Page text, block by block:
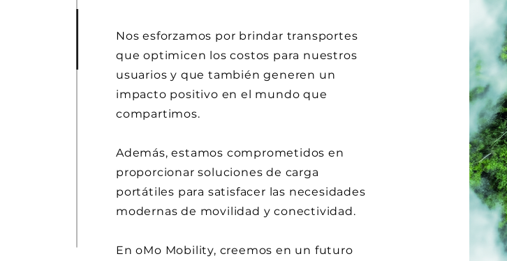
Nos esforzamos por brindar transportes
que optimicen los costos para nuestros
usuarios y que también generen un
impacto positivo en el mundo que
compartimos.
Además, estamos comprometidos en
proporcionar soluciones de carga
portátiles para satisfacer las necesidades
modernas de movilidad y conectividad.
En oMo Mobility, creemos en un futuro